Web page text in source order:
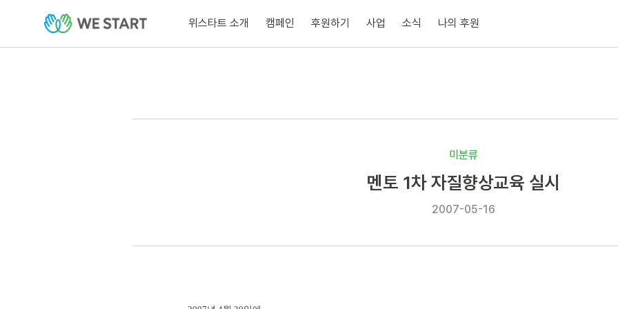
위스타트 소개 캠페인 후원하기 사업 소식 나의 후원
미분류
멘토 1차 자질향상교육 실시
2007-05-16